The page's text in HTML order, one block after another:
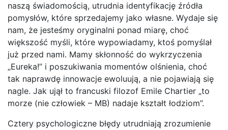
naszą świadomością, utrudnia identyfikację źródła
pomysłów, które sprzedajemy jako własne. Wydaje się
nam, że jesteśmy oryginalni ponad miarę, choć
większość myśli, które wypowiadamy, ktoś pomyślał
już przed nami. Mamy skłonność do wykrzyczenia
„Eureka!” i poszukiwania momentów olśnienia, choć
tak naprawdę innowacje ewoluują, a nie pojawiają się
nagle. Jak ujął to francuski filozof Emile Chartier „to
morze (nie człowiek – MB) nadaje kształt łodziom”.
Cztery psychologiczne błędy utrudniają zrozumienie